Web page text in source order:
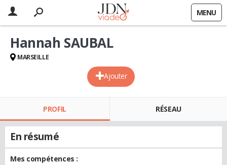
MENU
Ajouter
Hannah SAUBAL
MARSEILLE
PROFIL RÉSEAU
En résumé
Mes compétences :